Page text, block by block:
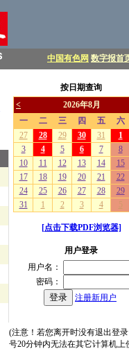
中国有色网 数字报首
按日期查询
[点击下载PDF浏览器]
用户登录
用户名：
密码：
注册新用户
(注意！若您离开时没有退出登
号20分钟内无法在其它计算机上